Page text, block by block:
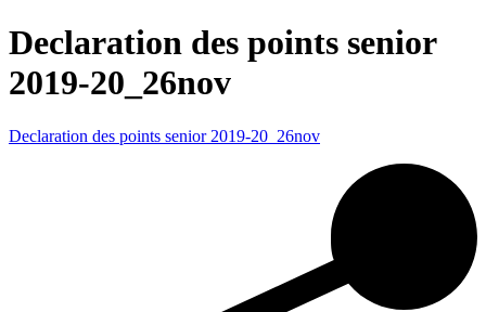
Declaration des points senior
2019-20_26nov
Declaration des points senior 2019-20_26nov